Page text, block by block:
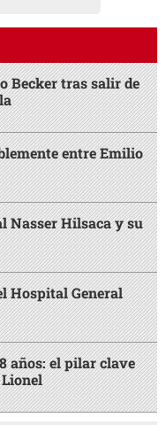
Becker tras salir de
entre Emilio
Nasser Hilsaca y su
Hospital General
años: el pilar clave